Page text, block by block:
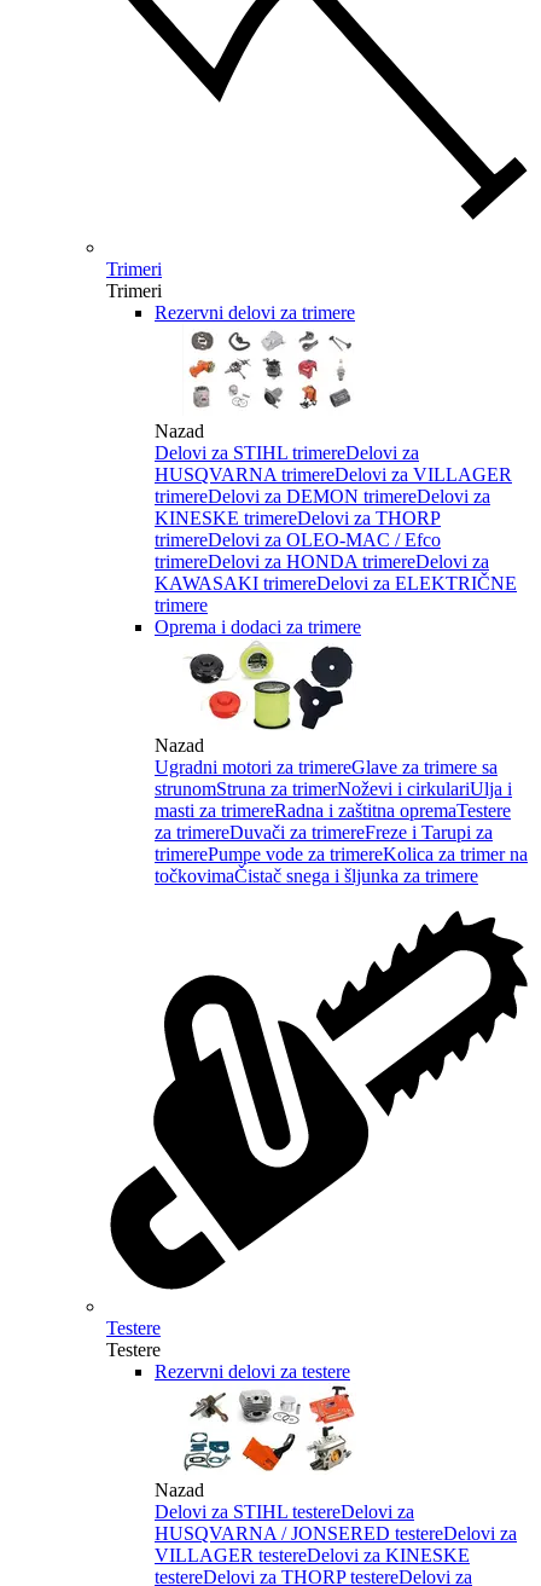
Trimeri
Trimeri
Rezervni delovi za trimere
Nazad
Delovi za STIHL trimereDelovi za
HUSQVARNA trimereDelovi za VILLAGER
trimereDelovi za DEMON trimereDelovi za
KINESKE trimereDelovi za THORP
trimereDelovi za OLEO-MAC / Efco
trimereDelovi za HONDA trimereDelovi za
KAWASAKI trimereDelovi za ELEKTRIČNE
trimere
Oprema i dodaci za trimere
Nazad
Ugradni motori za trimereGlave za trimere sa
strunomStruna za trimerNoževi i cirkulariUlja i
masti za trimereRadna i zaštitna opremaTestere
za trimereDuvači za trimereFreze i Tarupi za
trimerePumpe vode za trimereKolica za trimer na
točkovimaČistač snega i šljunka za trimere
Testere
Testere
Rezervni delovi za testere
Nazad
Delovi za STIHL testereDelovi za
HUSQVARNA / JONSERED testereDelovi za
VILLAGER testereDelovi za KINESKE
testereDelovi za THORP testereDelovi za